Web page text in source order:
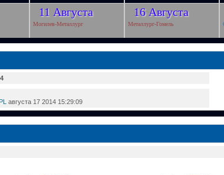
11 Августа 16 Августа
Могилев-Металлург Металлург-Гомель
августа 17 2014 15:29:09